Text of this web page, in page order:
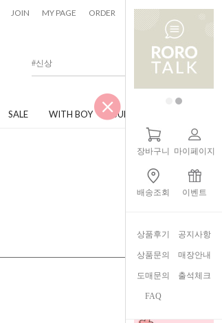
JOIN MY PAGE ORDER CART 0
SALE WITH BOY JUNIOR
장바구니 마이페이지
배송조회 이벤트
상품후기 공지사항
상품문의 매장안내
도매문의 출석체크
FAQ